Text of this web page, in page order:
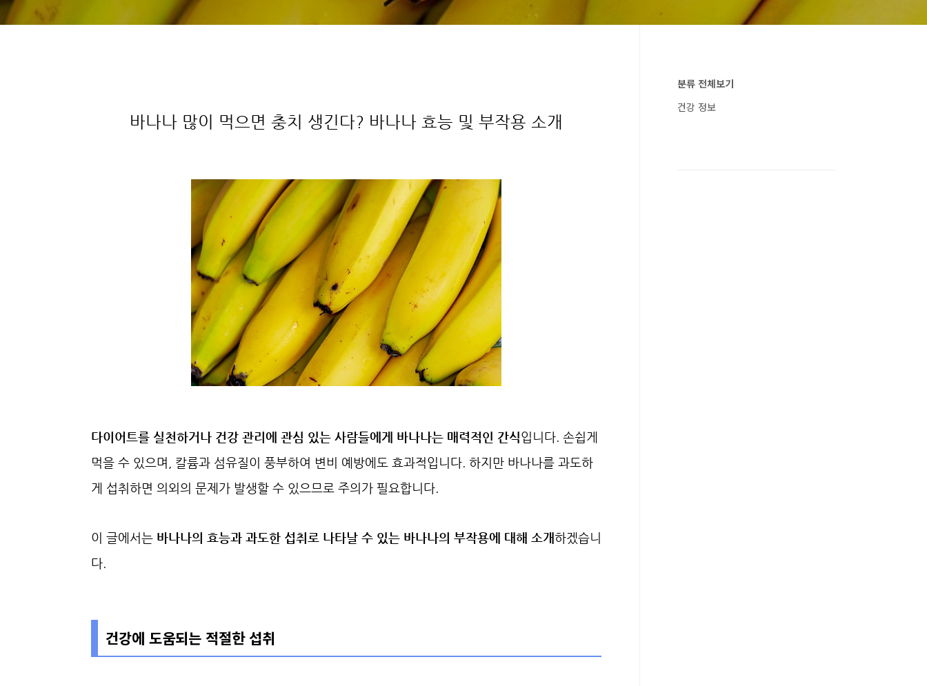
바나나 많이 먹으면 충치 생긴다? 바나나 효능 및 부작용 소개
다이어트를 실천하거나 건강 관리에 관심 있는 사람들에게 바나나는 매력적인 간식입니다. 손쉽게
먹을 수 있으며, 칼륨과 섬유질이 풍부하여 변비 예방에도 효과적입니다. 하지만 바나나를 과도하
게 섭취하면 의외의 문제가 발생할 수 있으므로 주의가 필요합니다.
이 글에서는 바나나의 효능과 과도한 섭취로 나타날 수 있는 바나나의 부작용에 대해 소개하겠습니
다.
건강에 도움되는 적절한 섭취
분류 전체보기
건강 정보